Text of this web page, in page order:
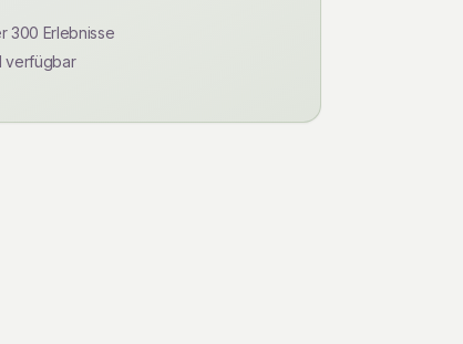
300 Erlebnisse
verfügbar